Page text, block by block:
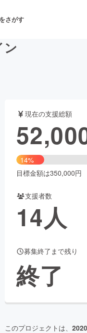
さがす
ォーマンス
ー・ヘルスケア
ン
現在の支援総額
14%
目標金額は350,000円
支援者数
14人
募集終了まで残り
終了
このプロジェクトは、